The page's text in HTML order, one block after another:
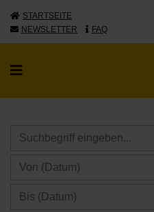
STARTSEITE
NEWSLETTER
FAQ